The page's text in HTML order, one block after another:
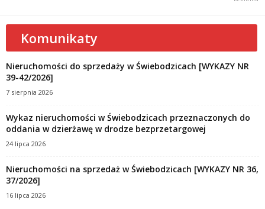
Komunikaty
Nieruchomości do sprzedaży w Świebodzicach [WYKAZY NR
39-42/2026]
7 sierpnia 2026
Wykaz nieruchomości w Świebodzicach przeznaczonych do
oddania w dzierżawę w drodze bezprzetargowej
24 lipca 2026
Nieruchomości na sprzedaż w Świebodzicach [WYKAZY NR 36,
37/2026]
16 lipca 2026